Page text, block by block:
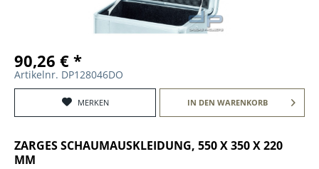
90,26 € *
Artikelnr. DP128046DO
MERKEN IN DEN WARENKORB
ZARGES SCHAUMAUSKLEIDUNG, 550 X 350 X 220
MM